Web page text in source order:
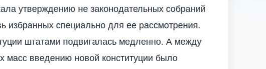
утверждению не законодательных собраний
избранных специально для ее рассмотрения.
штатами подвигалась медленно. А между
масс введению новой конституции было